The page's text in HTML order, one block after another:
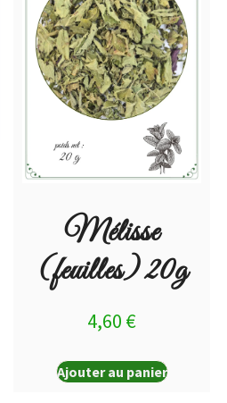
Mélisse
(feuilles) 20g
4,60 €
Ajouter au panier